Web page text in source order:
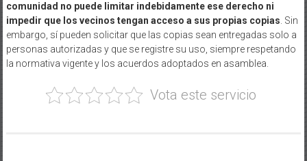
comunidad no puede limitar indebidamente ese derecho ni
impedir que los vecinos tengan acceso a sus propias copias. Sin
embargo, sí pueden solicitar que las copias sean entregadas solo a
personas autorizadas y que se registre su uso, siempre respetando
la normativa vigente y los acuerdos adoptados en asamblea.
Vota este servicio